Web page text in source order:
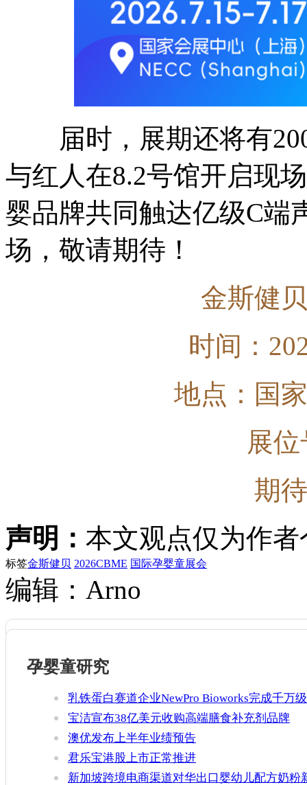
届时，展期还将有
与红人在8.2号馆开启现
婴品牌共同触达亿级C端
场，敬请期待！
金斯健
时间：
地点：国
展
期
声明： 本文观点仅为作
标签金斯健贝 2026CBME 国际孕婴童展会
编辑：Arno
孕婴童研究
乳铁蛋白赛道企业NewPro Bioworks完成千万级
融资
宝洁宣布38亿美元收购高端膳食补充剂品牌
Thorne
澳优发布上半年业绩预告
君乐宝港股上市正常推进
新加坡跨境电商渠道对华出口婴幼儿配方奶粉